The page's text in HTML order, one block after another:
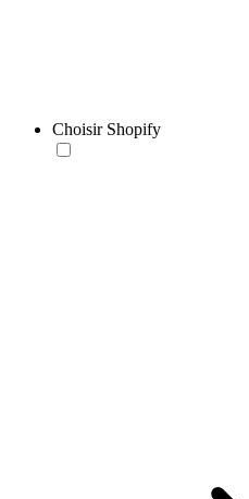
Choisir Shopify